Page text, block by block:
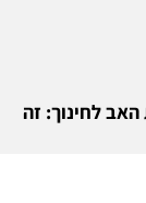
האב לחינוך: זה